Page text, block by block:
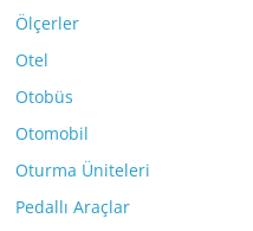
Ölçerler
Otel
Otobüs
Otomobil
Oturma Üniteleri
Pedallı Araçlar